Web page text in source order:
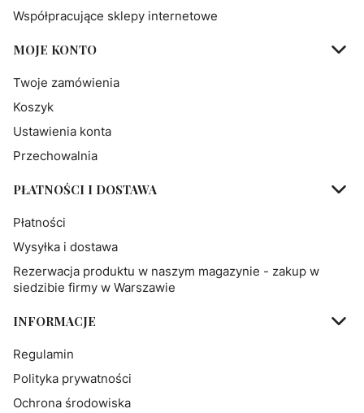
Współpracujące sklepy internetowe
MOJE KONTO
Twoje zamówienia
Koszyk
Ustawienia konta
Przechowalnia
PŁATNOŚCI I DOSTAWA
Płatności
Wysyłka i dostawa
Rezerwacja produktu w naszym magazynie - zakup w
siedzibie firmy w Warszawie
INFORMACJE
Regulamin
Polityka prywatności
Ochrona środowiska